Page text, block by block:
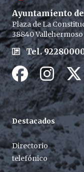
Ayuntamiento
Plaza de La
38840 Vallehermoso
Tel.
FacebookInstagram
Destacados
Directorio
telefónico